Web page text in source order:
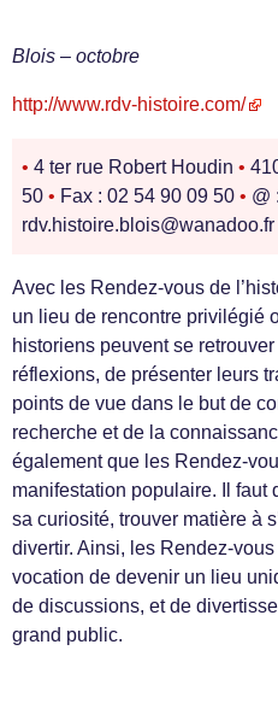
Blois – octobre
http://www.rdv-histoire.com/
• 4 ter rue Robert Houdin •
50 • Fax : 02 54 90 09 50 • @ :
rdv.histoire.blois@wanadoo.fr
Avec les Rendez-vous de
un lieu de rencontre privilégié
historiens peuvent se
réflexions, de présenter leurs
points de vue dans le but de
recherche et de la
également que les Rendez-
manifestation populaire. Il faut
sa curiosité, trouver matière à
divertir. Ainsi, les Rendez-
vocation de devenir un lieu
de discussions, et de
grand public.